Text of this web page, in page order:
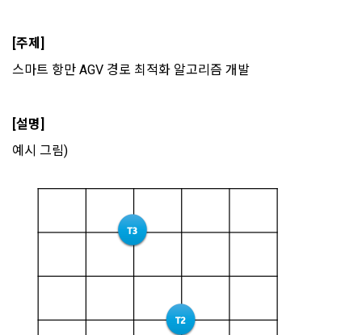
생한다.
명, 사업자등록번호, 연락처 등을 "회원"이 알 수 있도록 초기 화
면에 게시하거나 기타의 방법으로 "회원"에게 공지해야 한다.
2. "회사"는 약관의규제등에관한법률, 전기통신기본법, 전기통
서의 소비자보호에 관한 법률, 전자문서 및 전자거래기본법, 전
자금융거래법, 전자서명법, 소비자기본법, 개인정보보호법 등
관련법을 위배하지 않는 범위에서 이 약관을 개정할 수 있다.
4. “회사”의 영업상 중요한 사유 또는 관계 법령에 의한 변경사
유가 있을 때, 약관을 변경할 수 있으며, 약관을 개정할 경우에는
3) 서비스 개발 및 마케팅ㆍ광고 활용
규 서비스 개발을 위한 통계 및 접속빈도 파악, 통계학적 특성에
4) 고용 및 취업동향 파악을 위한 통계학적 분석, 서비스 고도화
가. 수집하는 개인정보의 항목
1) 회원가입 시 수집하는 항목
[주제]
스마트 항만 AGV 경로 최적화 알고리즘 개발
[설명]
예시 그림)